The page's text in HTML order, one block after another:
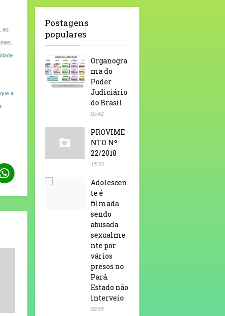
ao
a
Postagens
populares
Organogra
ma do
Poder
Judiciário
do Brasil
05:42
PROVIME
NTO Nº
22/2018
15:33
Adolescen
te é
filmada
sendo
abusada
sexualme
nte por
vários
presos no
Pará.
Estado não
interveio
02:59